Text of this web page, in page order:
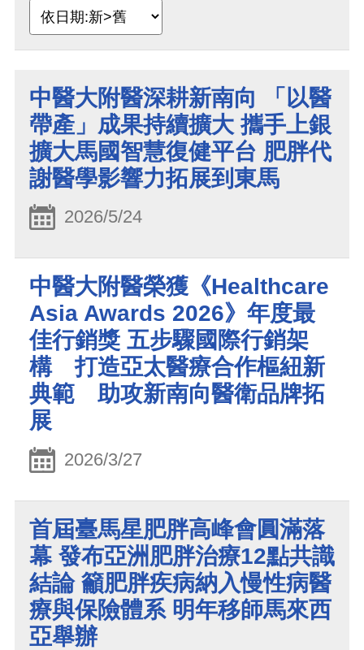
中醫大附醫深耕新南向 「以醫
帶產」成果持續擴大 攜手上銀
擴大馬國智慧復健平台 肥胖代
謝醫學影響力拓展到東馬
2026/5/24
中醫大附醫榮獲《Healthcare
Asia Awards 2026》年度最
佳行銷獎 五步驟國際行銷架
構 打造亞太醫療合作樞紐新
典範 助攻新南向醫衛品牌拓
展
2026/3/27
首屆臺馬星肥胖高峰會圓滿落
幕 發布亞洲肥胖治療12點共識
結論 籲肥胖疾病納入慢性病醫
療與保險體系 明年移師馬來西
亞舉辦